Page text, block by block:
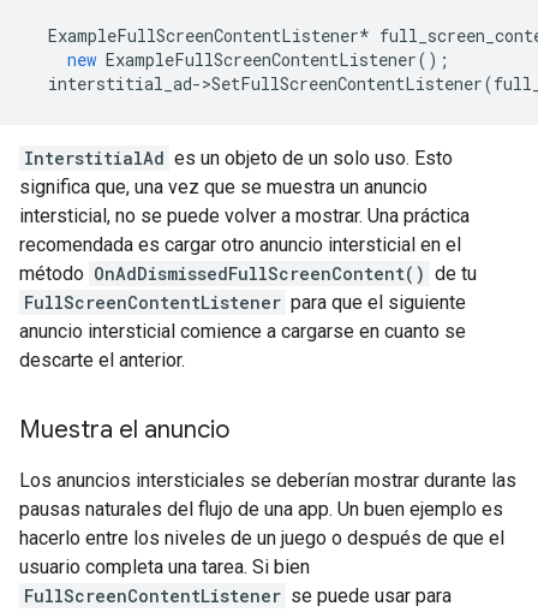
ExampleFullScreenContentListener*
new ExampleFullScreenContentListener();
interstitial_ad->SetFullScreenContentListener(
InterstitialAd es un objeto de un solo uso. Esto
significa que, una vez que se muestra un anuncio
intersticial, no se puede volver a mostrar. Una práctica
recomendada es cargar otro anuncio intersticial en el
método OnAdDismissedFullScreenContent() de tu
FullScreenContentListener para que el siguiente
anuncio intersticial comience a cargarse en cuanto se
descarte el anterior.
Muestra el anuncio
Los anuncios intersticiales se deberían mostrar durante las
pausas naturales del flujo de una app. Un buen ejemplo es
hacerlo entre los niveles de un juego o después de que el
usuario completa una tarea. Si bien
FullScreenContentListener se puede usar para